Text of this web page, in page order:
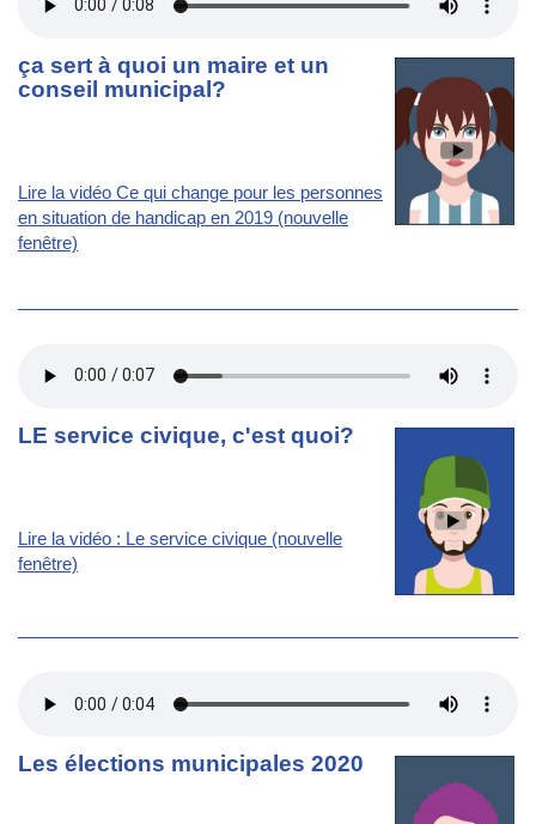
ça sert à quoi un maire et un
conseil municipal?
Lire la vidéo Ce qui change pour les personnes
en situation de handicap en 2019 (nouvelle
fenêtre)
LE service civique, c'est quoi?
Lire la vidéo : Le service civique (nouvelle
fenêtre)
Les élections municipales 2020